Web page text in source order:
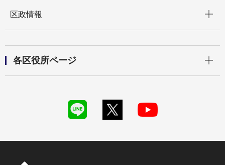
区政情報
各区役所ページ